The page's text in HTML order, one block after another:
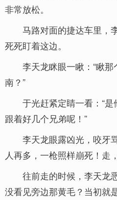
非常放松。
马路对面的捷达车里，
死死盯着这边。
李天龙眯眼一瞅：“瞅
南？”
于光赶紧定睛一看：“
跟着好几个兄弟呢！”
李天龙眼露凶光，咬牙
人再多，一枪照样崩死！走
往前走的时候，李天龙
没看见旁边那黄毛？当初就